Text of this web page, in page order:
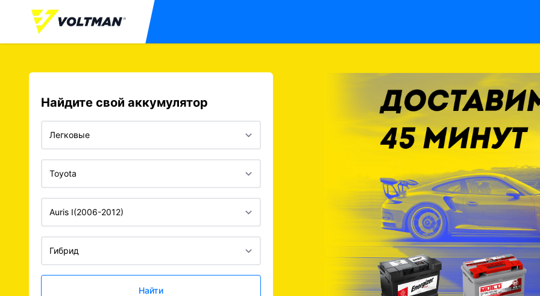
Найдите свой аккумулятор
Найти